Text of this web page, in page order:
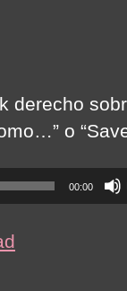
derecho
o
00:00